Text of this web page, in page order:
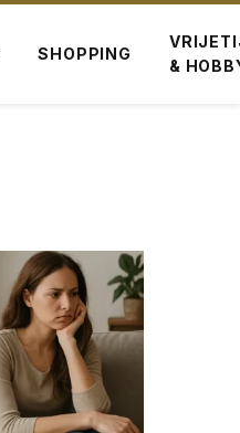
SHOPPING
&